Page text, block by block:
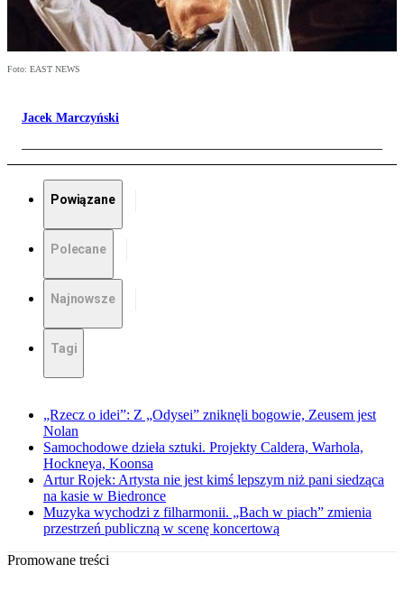
Foto: EAST NEWS
Jacek Marczyński
Powiązane
Polecane
Najnowsze
Tagi
„Rzecz o idei”: Z „Odysei” zniknęli bogowie, Zeusem jest
Nolan
Samochodowe dzieła sztuki. Projekty Caldera, Warhola,
Hockneya, Koonsa
Artur Rojek: Artysta nie jest kimś lepszym niż pani siedząca
na kasie w Biedronce
Muzyka wychodzi z filharmonii. „Bach w piach” zmienia
przestrzeń publiczną w scenę koncertową
Promowane treści